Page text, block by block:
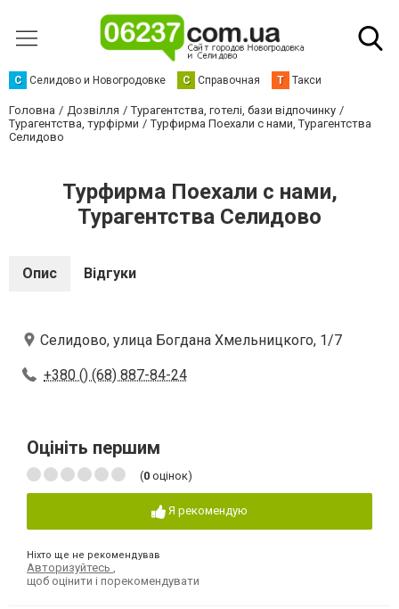
С Селидово и Новогродовке С Справочная Т Такси
Головна Дозвілля
Турагентства, готелі, бази відпочинку
Турагентства, турфірми
Турфирма Поехали с нами, Турагентства
Селидово
Турфирма Поехали с нами,
Турагентства Селидово
Опис Відгуки
Селидово, улица Богдана Хмельницкого, 1/7
+380 () (68) 887-84-24
Оцініть першим
(0 оцінок)
Я рекомендую
Ніхто ще не рекомендував
Авторизуйтесь
щоб оцінити і порекомендувати